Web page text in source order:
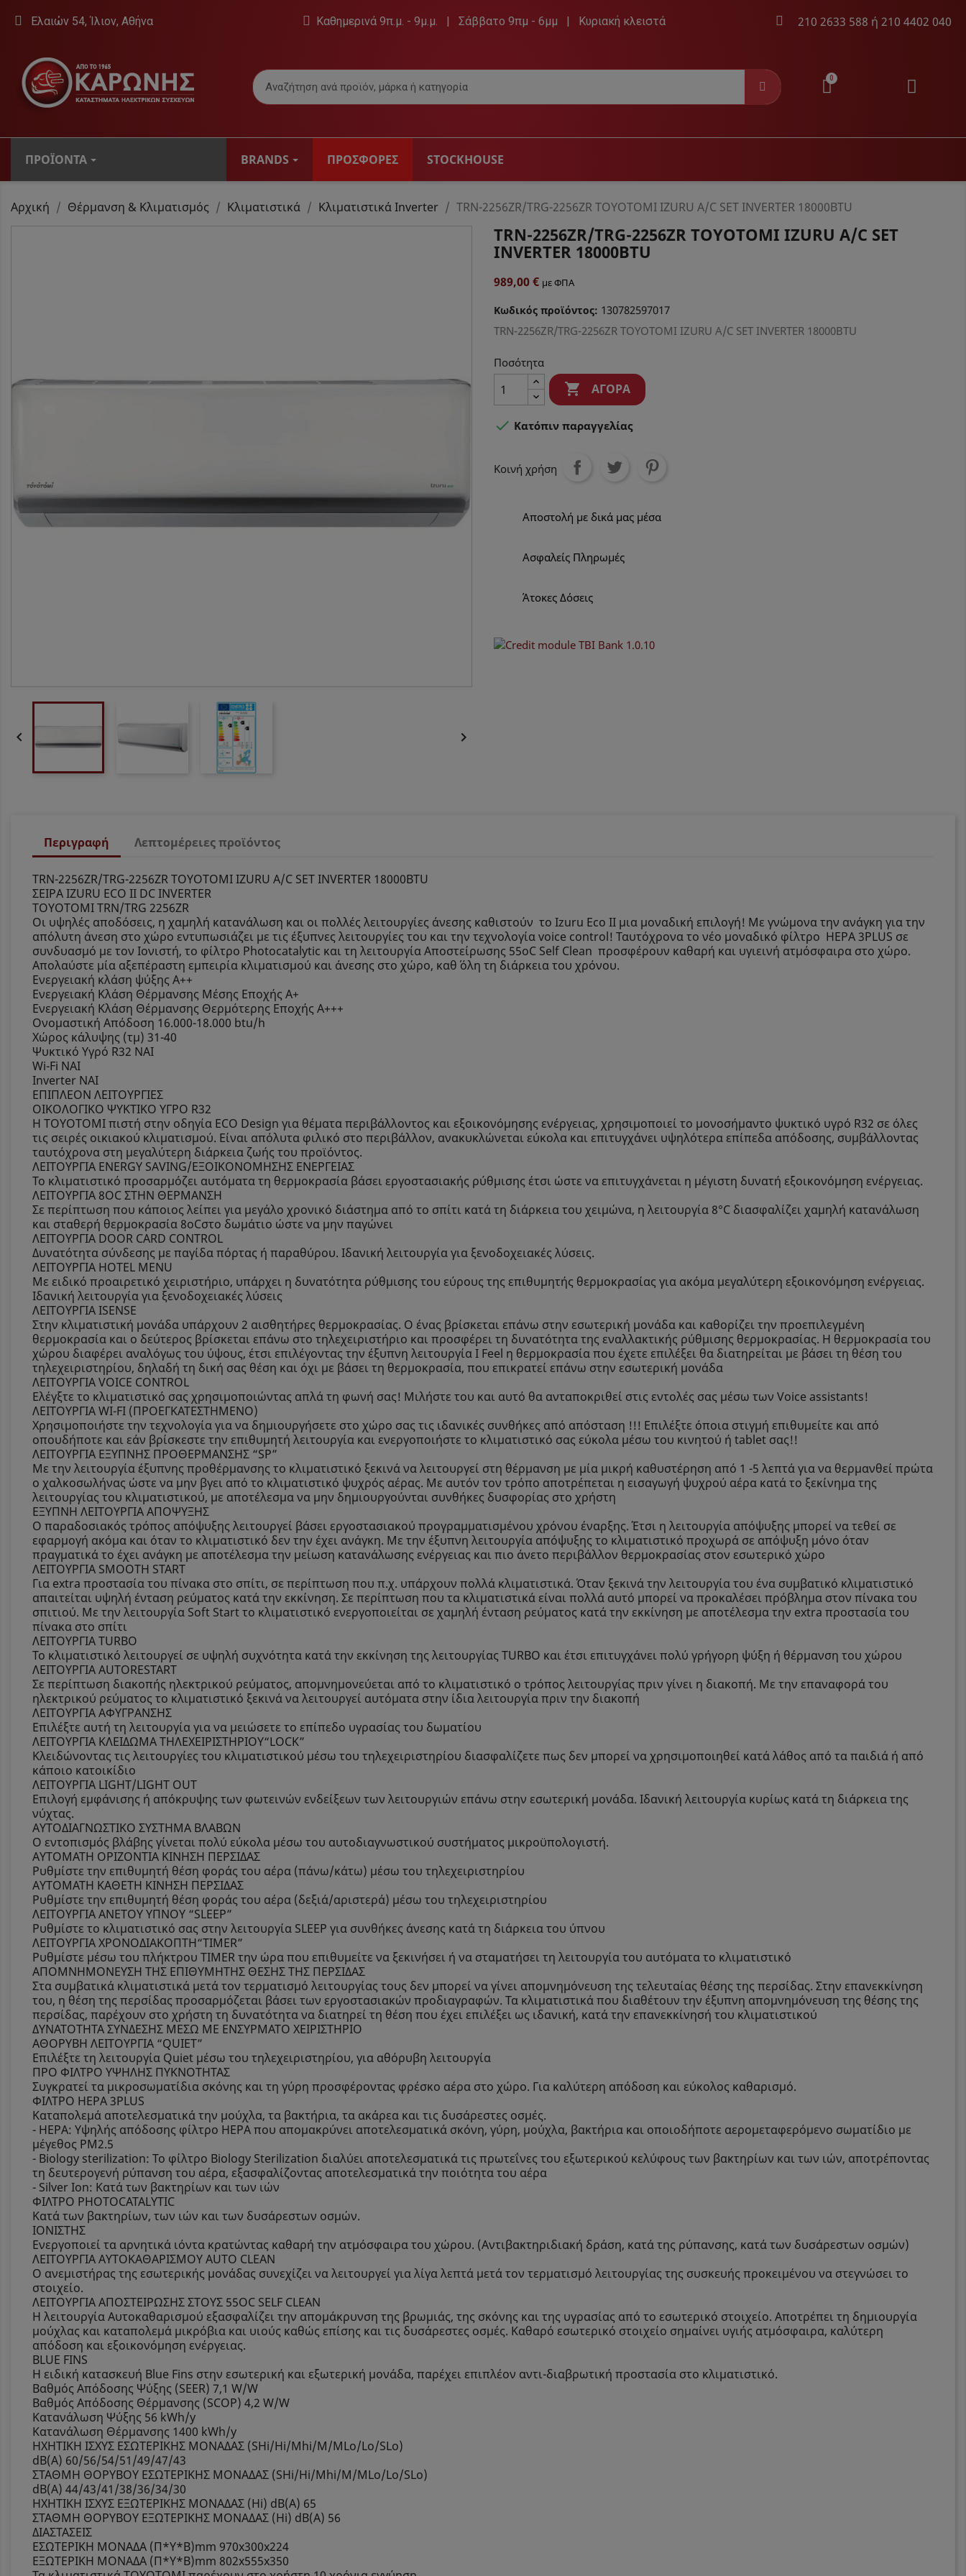
Ελαιών 54, Ίλιον, Αθήνα Καθημερινά 9π.μ. - 9μ.μ. | Σάββατο 9πμ - 6μμ | Κυριακή κλειστά 210 2633 588 ή 210 4402 040
ΠΡΟΪΌΝΤΑ
ΤΗΛΕΟΡΆΣΕΙΣ & ΑΞΕΣΟΥΆΡ ΉΧΟΣ
Hi-Fi & Ραδιόφωνα
Ηχεία & Ακουστικά
Πηγές Αυτοκινήτου
DVD PLAYER
Dvd Player
ΚΑΛΏΔΙΑ AUDIO & VIDEO
Καλώδια Audio & Video &
BRANDS ΠΡΟΣΦΟΡΕΣ STOCKHOUSE
Αρχική Θέρμανση & Κλιματισμός Κλιματιστικά Κλιματιστικά Inverter TRN-2256ZR/TRG-2256ZR TOYOTOMI IZURU A/C SET INVERTER 18000BTU
 
TRN-2256ZR/TRG-2256ZR TOYOTOMI IZURU A/C SET
INVERTER 18000BTU
989,00 € με ΦΠΑ
Κωδικός προϊόντος: 130782597017
TRN-2256ZR/TRG-2256ZR TOYOTOMI IZURU A/C SET INVERTER 18000BTU
Ποσότητα
 ΑΓΟΡΆ
 Κατόπιν παραγγελίας
Κοινή χρήση
Αποστολή με δικά μας μέσα
Ασφαλείς Πληρωμές
Άτοκες Δόσεις
Περιγραφή Λεπτομέρειες προϊόντος
TRN-2256ZR/TRG-2256ZR TOYOTOMI IZURU A/C SET INVERTER 18000BTU
ΣΕΙΡΑ IZURU ECO II DC INVERTER
TOYOTOMI TRN/TRG 2256ZR
Οι υψηλές αποδόσεις, η χαμηλή κατανάλωση και οι πολλές λειτουργίες άνεσης καθιστούν το Izuru Eco II μια μοναδική επιλογή! Με γνώμονα την ανάγκη για την
απόλυτη άνεση στο χώρο εντυπωσιάζει με τις έξυπνες λειτουργίες του και την τεχνολογία voice control! Ταυτόχρονα το νέο μοναδικό φίλτρο HEPA 3PLUS σε
συνδυασμό με τον Ιονιστή, το φίλτρο Photocatalytic και τη λειτουργία Αποστείρωσης 55oC Self Clean προσφέρουν καθαρή και υγιεινή ατμόσφαιρα στο χώρο.
Απολαύστε μία αξεπέραστη εμπειρία κλιματισμού και άνεσης στο χώρο, καθ΄ όλη τη διάρκεια του χρόνου.
Ενεργειακή κλάση ψύξης A++
Ενεργειακή Κλάση Θέρμανσης Μέσης Εποχής A+
Ενεργειακή Κλάση Θέρμανσης Θερμότερης Εποχής A+++
Ονομαστική Απόδοση 16.000-18.000 btu/h
Χώρος κάλυψης (τμ) 31-40
Ψυκτικό Υγρό R32 ΝΑΙ
Wi-Fi ΝΑΙ
Inverter ΝΑΙ
ΕΠΙΠΛΕΟΝ ΛΕΙΤΟΥΡΓΙΕΣ
ΟΙΚΟΛΟΓΙΚΟ ΨΥΚΤΙΚΟ ΥΓΡΟ R32
Η TOYOTOMI πιστή στην οδηγία ECO Design για θέματα περιβάλλοντος και εξοικονόμησης ενέργειας, χρησιμοποιεί το μονοσήμαντο ψυκτικό υγρό R32 σε όλες
τις σειρές οικιακού κλιματισμού. Είναι απόλυτα φιλικό στο περιβάλλον, ανακυκλώνεται εύκολα και επιτυγχάνει υψηλότερα επίπεδα απόδοσης, συμβάλλοντας
ταυτόχρονα στη μεγαλύτερη διάρκεια ζωής του προϊόντος.
ΛΕΙΤΟΥΡΓΙΑ ENERGY SAVING/ΕΞΟΙΚΟΝΟΜΗΣΗΣ ΕΝΕΡΓΕΙΑΣ
Το κλιματιστικό προσαρμόζει αυτόματα τη θερμοκρασία βάσει εργοστασιακής ρύθμισης έτσι ώστε να επιτυγχάνεται η μέγιστη δυνατή εξοικονόμηση ενέργειας.
ΛΕΙΤΟΥΡΓΙΑ 8ΟC ΣΤΗΝ ΘΕΡΜΑΝΣΗ
Σε περίπτωση που κάποιος λείπει για μεγάλο χρονικό διάστημα από το σπίτι κατά τη διάρκεια του χειμώνα, η λειτουργία 8°C διασφαλίζει χαμηλή κατανάλωση
και σταθερή θερμοκρασία 8oCστο δωμάτιο ώστε να μην παγώνει
ΛΕΙΤΟΥΡΓΙΑ DOOR CARD CONTROL
Δυνατότητα σύνδεσης με παγίδα πόρτας ή παραθύρου. Ιδανική λειτουργία για ξενοδοχειακές λύσεις.
ΛΕΙΤΟΥΡΓΙΑ HOTEL MENU
Με ειδικό προαιρετικό χειριστήριο, υπάρχει η δυνατότητα ρύθμισης του εύρους της επιθυμητής θερμοκρασίας για ακόμα μεγαλύτερη εξοικονόμηση ενέργειας.
Ιδανική λειτουργία για ξενοδοχειακές λύσεις
ΛΕΙΤΟΥΡΓΙΑ ISENSE
Στην κλιματιστική μονάδα υπάρχουν 2 αισθητήρες θερμοκρασίας. Ο ένας βρίσκεται επάνω στην εσωτερική μονάδα και καθορίζει την προεπιλεγμένη
θερμοκρασία και ο δεύτερος βρίσκεται επάνω στο τηλεχειριστήριο και προσφέρει τη δυνατότητα της εναλλακτικής ρύθμισης θερμοκρασίας. Η θερμοκρασία του
χώρου διαφέρει αναλόγως του ύψους, έτσι επιλέγοντας την έξυπνη λειτουργία I Feel η θερμοκρασία που έχετε επιλέξει θα διατηρείται με βάσει τη θέση του
τηλεχειριστηρίου, δηλαδή τη δική σας θέση και όχι με βάσει τη θερμοκρασία, που επικρατεί επάνω στην εσωτερική μονάδα
ΛΕΙΤΟΥΡΓΙΑ VOICE CONTROL
Ελέγξτε το κλιματιστικό σας χρησιμοποιώντας απλά τη φωνή σας! Μιλήστε του και αυτό θα ανταποκριθεί στις εντολές σας μέσω των Voice assistants!
ΛΕΙΤΟΥΡΓΙΑ WI-FI (ΠΡΟΕΓΚΑΤΕΣΤΗΜΕΝΟ)
Χρησιμοποιήστε την τεχνολογία για να δημιουργήσετε στο χώρο σας τις ιδανικές συνθήκες από απόσταση !!! Επιλέξτε όποια στιγμή επιθυμείτε και από
οπουδήποτε και εάν βρίσκεστε την επιθυμητή λειτουργία και ενεργοποιήστε το κλιματιστικό σας εύκολα μέσω του κινητού ή tablet σας!!
ΛΕΙΤΟΥΡΓΙΑ ΕΞΥΠΝΗΣ ΠΡΟΘΕΡΜΑΝΣΗΣ “SP”
Με την λειτουργία έξυπνης προθέρμανσης το κλιματιστικό ξεκινά να λειτουργεί στη θέρμανση με μία μικρή καθυστέρηση από 1 -5 λεπτά για να θερμανθεί πρώτα
ο χαλκοσωλήνας ώστε να μην βγει από το κλιματιστικό ψυχρός αέρας. Με αυτόν τον τρόπο αποτρέπεται η εισαγωγή ψυχρού αέρα κατά το ξεκίνημα της
λειτουργίας του κλιματιστικού, με αποτέλεσμα να μην δημιουργούνται συνθήκες δυσφορίας στο χρήστη
ΕΞΥΠΝΗ ΛΕΙΤΟΥΡΓΙΑ ΑΠΟΨΥΞΗΣ
Ο παραδοσιακός τρόπος απόψυξης λειτουργεί βάσει εργοστασιακού προγραμματισμένου χρόνου έναρξης. Έτσι η λειτουργία απόψυξης μπορεί να τεθεί σε
εφαρμογή ακόμα και όταν το κλιματιστικό δεν την έχει ανάγκη. Με την έξυπνη λειτουργία απόψυξης το κλιματιστικό προχωρά σε απόψυξη μόνο όταν
πραγματικά το έχει ανάγκη με αποτέλεσμα την μείωση κατανάλωσης ενέργειας και πιο άνετο περιβάλλον θερμοκρασίας στον εσωτερικό χώρο
ΛΕΙΤΟΥΡΓΙΑ SMOOTH START
Για extra προστασία του πίνακα στο σπίτι, σε περίπτωση που π.χ. υπάρχουν πολλά κλιματιστικά. Όταν ξεκινά την λειτουργία του ένα συμβατικό κλιματιστικό
απαιτείται υψηλή ένταση ρεύματος κατά την εκκίνηση. Σε περίπτωση που τα κλιματιστικά είναι πολλά αυτό μπορεί να προκαλέσει πρόβλημα στον πίνακα του
σπιτιού. Με την λειτουργία Soft Start το κλιματιστικό ενεργοποιείται σε χαμηλή ένταση ρεύματος κατά την εκκίνηση με αποτέλεσμα την extra προστασία του
πίνακα στο σπίτι
ΛΕΙΤΟΥΡΓΙΑ TURBO
Το κλιματιστικό λειτουργεί σε υψηλή συχνότητα κατά την εκκίνηση της λειτουργίας TURBO και έτσι επιτυγχάνει πολύ γρήγορη ψύξη ή θέρμανση του χώρου
ΛΕΙΤΟΥΡΓΙΑ AUTORESTART
Σε περίπτωση διακοπής ηλεκτρικού ρεύματος, απομνημονεύεται από το κλιματιστικό ο τρόπος λειτουργίας πριν γίνει η διακοπή. Με την επαναφορά του
ηλεκτρικού ρεύματος το κλιματιστικό ξεκινά να λειτουργεί αυτόματα στην ίδια λειτουργία πριν την διακοπή
ΛΕΙΤΟΥΡΓΙΑ ΑΦΥΓΡΑΝΣΗΣ
Επιλέξτε αυτή τη λειτουργία για να μειώσετε το επίπεδο υγρασίας του δωματίου
ΛΕΙΤΟΥΡΓΙΑ ΚΛΕΙΔΩΜΑ ΤΗΛΕΧΕΙΡΙΣΤΗΡΙΟΥ“LOCK”
Κλειδώνοντας τις λειτουργίες του κλιματιστικού μέσω του τηλεχειριστηρίου διασφαλίζετε πως δεν μπορεί να χρησιμοποιηθεί κατά λάθος από τα παιδιά ή από
κάποιο κατοικίδιο
ΛΕΙΤΟΥΡΓΙΑ LIGHT/LIGHT OUT
Επιλογή εμφάνισης ή απόκρυψης των φωτεινών ενδείξεων των λειτουργιών επάνω στην εσωτερική μονάδα. Ιδανική λειτουργία κυρίως κατά τη διάρκεια της
νύχτας.
ΑΥΤΟΔΙΑΓΝΩΣΤΙΚΟ ΣΥΣΤΗΜΑ ΒΛΑΒΩΝ
Ο εντοπισμός βλάβης γίνεται πολύ εύκολα μέσω του αυτοδιαγνωστικού συστήματος μικροϋπολογιστή.
ΑΥΤΟΜΑΤΗ ΟΡΙΖΟΝΤΙΑ ΚΙΝΗΣΗ ΠΕΡΣΙΔΑΣ
Ρυθμίστε την επιθυμητή θέση φοράς του αέρα (πάνω/κάτω) μέσω του τηλεχειριστηρίου
ΑΥΤΟΜΑΤΗ ΚΑΘΕΤΗ ΚΙΝΗΣΗ ΠΕΡΣΙΔΑΣ
Ρυθμίστε την επιθυμητή θέση φοράς του αέρα (δεξιά/αριστερά) μέσω του τηλεχειριστηρίου
ΛΕΙΤΟΥΡΓΙΑ ΑΝΕΤΟΥ ΥΠΝΟΥ “SLEEP”
Ρυθμίστε το κλιματιστικό σας στην λειτουργία SLEEP για συνθήκες άνεσης κατά τη διάρκεια του ύπνου
ΛΕΙΤΟΥΡΓΙΑ ΧΡΟΝΟΔΙΑΚΟΠΤΗ“TIMER”
Ρυθμίστε μέσω του πλήκτρου TIMER την ώρα που επιθυμείτε να ξεκινήσει ή να σταματήσει τη λειτουργία του αυτόματα το κλιματιστικό
ΑΠΟΜΝΗΜΟΝΕΥΣΗ ΤΗΣ ΕΠΙΘΥΜΗΤΗΣ ΘΕΣΗΣ ΤΗΣ ΠΕΡΣΙΔΑΣ
Στα συμβατικά κλιματιστικά μετά τον τερματισμό λειτουργίας τους δεν μπορεί να γίνει απομνημόνευση της τελευταίας θέσης της περσίδας. Στην επανεκκίνηση
του, η θέση της περσίδας προσαρμόζεται βάσει των εργοστασιακών προδιαγραφών. Τα κλιματιστικά που διαθέτουν την έξυπνη απομνημόνευση της θέσης της
περσίδας, παρέχουν στο χρήστη τη δυνατότητα να διατηρεί τη θέση που έχει επιλέξει ως ιδανική, κατά την επανεκκίνησή του κλιματιστικού
ΔΥΝΑΤΟΤΗΤΑ ΣΥΝΔΕΣΗΣ ΜΕΣΩ ΜΕ ΕΝΣΥΡΜΑΤΟ ΧΕΙΡΙΣΤΗΡΙΟ
ΑΘΟΡΥΒΗ ΛΕΙΤΟΥΡΓΙΑ “QUIET”
Επιλέξτε τη λειτουργία Quiet μέσω του τηλεχειριστηρίου, για αθόρυβη λειτουργία
ΠΡΟ ΦΙΛΤΡΟ ΥΨΗΛΗΣ ΠΥΚΝΟΤΗΤΑΣ
Συγκρατεί τα μικροσωματίδια σκόνης και τη γύρη προσφέροντας φρέσκο αέρα στο χώρο. Για καλύτερη απόδοση και εύκολος καθαρισμό.
ΦΙΛΤΡΟ HEPA 3PLUS
Καταπολεμά αποτελεσματικά την μούχλα, τα βακτήρια, τα ακάρεα και τις δυσάρεστες οσμές.
- HEPA: Υψηλής απόδοσης φίλτρο HEPA που απομακρύνει αποτελεσματικά σκόνη, γύρη, μούχλα, βακτήρια και οποιοδήποτε αερομεταφερόμενο σωματίδιο με
μέγεθος PM2.5
- Biology sterilization: Το φίλτρο Biology Sterilization διαλύει αποτελεσματικά τις πρωτεΐνες του εξωτερικού κελύφους των βακτηρίων και των ιών, αποτρέποντας
τη δευτερογενή ρύπανση του αέρα, εξασφαλίζοντας αποτελεσματικά την ποιότητα του αέρα
- Silver Ion: Κατά των βακτηρίων και των ιών
ΦΙΛΤΡΟ PHOTOCATALYTIC
Κατά των βακτηρίων, των ιών και των δυσάρεστων οσμών.
ΙΟΝΙΣΤΗΣ
Ενεργοποιεί τα αρνητικά ιόντα κρατώντας καθαρή την ατμόσφαιρα του χώρου. (Αντιβακτηριδιακή δράση, κατά της ρύπανσης, κατά των δυσάρεστων οσμών)
ΛΕΙΤΟΥΡΓΙΑ ΑΥΤΟΚΑΘΑΡΙΣΜΟΥ AUTO CLEAN
Ο ανεμιστήρας της εσωτερικής μονάδας συνεχίζει να λειτουργεί για λίγα λεπτά μετά τον τερματισμό λειτουργίας της συσκευής προκειμένου να στεγνώσει το
στοιχείο.
ΛΕΙΤΟΥΡΓΙΑ ΑΠΟΣΤΕΙΡΩΣΗΣ ΣΤΟΥΣ 55OC SELF CLEAN
Η λειτουργία Αυτοκαθαρισμού εξασφαλίζει την απομάκρυνση της βρωμιάς, της σκόνης και της υγρασίας από το εσωτερικό στοιχείο. Αποτρέπει τη δημιουργία
μούχλας και καταπολεμά μικρόβια και υιούς καθώς επίσης και τις δυσάρεστες οσμές. Καθαρό εσωτερικό στοιχείο σημαίνει υγιής ατμόσφαιρα, καλύτερη
απόδοση και εξοικονόμηση ενέργειας.
BLUE FINS
Η ειδική κατασκευή Blue Fins στην εσωτερική και εξωτερική μονάδα, παρέχει επιπλέον αντι-διαβρωτική προστασία στο κλιματιστικό.
Βαθμός Απόδοσης Ψύξης (SEER) 7,1 W/W
Βαθμός Απόδοσης Θέρμανσης (SCOP) 4,2 W/W
Κατανάλωση Ψύξης 56 kWh/y
Κατανάλωση Θέρμανσης 1400 kWh/y
ΗΧΗΤΙΚΗ ΙΣΧΥΣ ΕΣΩΤΕΡΙΚΗΣ ΜΟΝΑΔΑΣ (SHi/Hi/Mhi/M/MLo/Lo/SLo)
dB(A) 60/56/54/51/49/47/43
ΣΤΑΘΜΗ ΘΟΡΥΒΟΥ ΕΣΩΤΕΡΙΚΗΣ ΜΟΝΑΔΑΣ (SHi/Hi/Mhi/M/MLo/Lo/SLo)
dB(A) 44/43/41/38/36/34/30
ΗΧΗΤΙΚΗ ΙΣΧΥΣ ΕΞΩΤΕΡΙΚΗΣ ΜΟΝΑΔΑΣ (Hi) dB(A) 65
ΣΤΑΘΜΗ ΘΟΡΥΒΟΥ ΕΞΩΤΕΡΙΚΗΣ ΜΟΝΑΔΑΣ (Hi) dB(A) 56
ΔΙΑΣΤΑΣΕΙΣ
ΕΣΩΤΕΡΙΚΗ ΜΟΝΑΔΑ (Π*Υ*Β)mm 970x300x224
ΕΞΩΤΕΡΙΚΗ ΜΟΝΑΔΑ (Π*Υ*Β)mm 802x555x350